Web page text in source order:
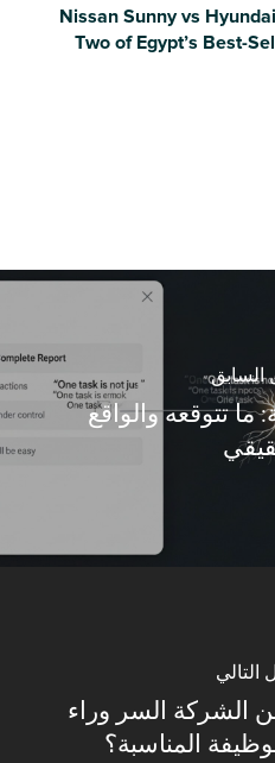
Nissan Sunny vs
Two of Egypt’s Best-
السابق
تتوقعه والواقع
التالي
الشركة السر وراء
المناسبة؟